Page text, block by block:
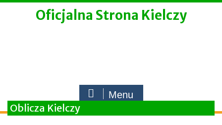
Skip
Oficjalna Strona Kielczy
Menu
Oblicza Kielczy